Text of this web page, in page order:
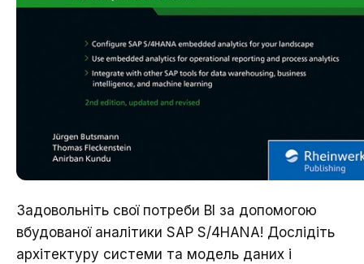
Задовольніть свої потреби BI за допомогою
вбудованої аналітики SAP S/4HANA! Дослідіть
архітектуру системи та модель даних і